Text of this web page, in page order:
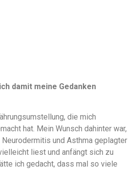
damit meine Gedanken
die mich
hat. Mein Wunsch dahinter war,
und Asthma geplagter
liest und anfängt sich zu
ich gedacht, dass mal so viele